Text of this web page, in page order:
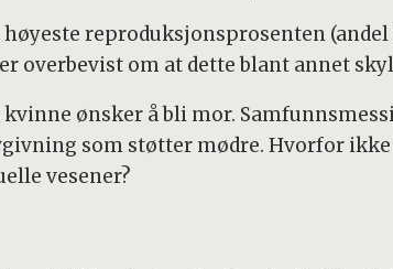
reproduksjonsprosenten
overbevist om at dette blant annet
ønsker å bli mor.
som støtter mødre. Hvorfor
vesener?